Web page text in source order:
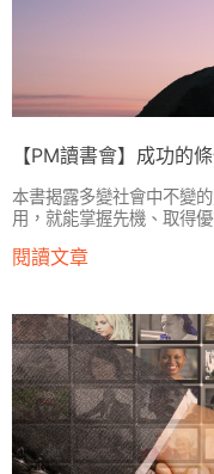
【PM讀書會】成功的
本書揭露多變社會中不變
用，就能掌握先機、取得
閱讀文章